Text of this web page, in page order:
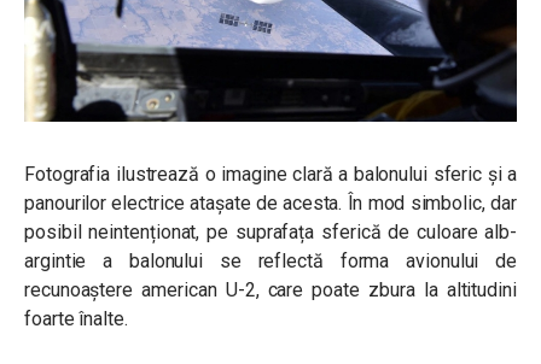
Fotografia ilustrează o imagine clară a balonului sferic și a
panourilor electrice atașate de acesta. În mod simbolic, dar
posibil neintenționat, pe suprafața sferică de culoare alb-
argintie a balonului se reflectă forma avionului de
recunoaștere american U-2, care poate zbura la altitudini
foarte înalte.